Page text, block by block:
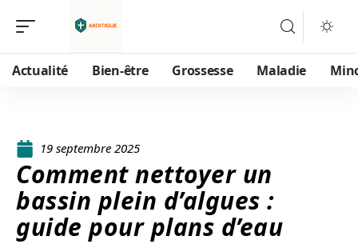
Actualité Bien-être Grossesse Maladie
19 septembre 2025
Comment nettoyer un
bassin plein d’algues :
guide pour plans d’eau